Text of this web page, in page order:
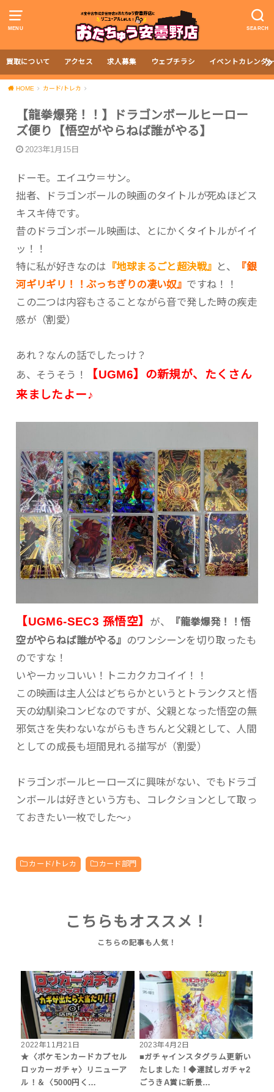
MENU SEARCH
買取について アクセス 求人募集 ウェブチラシ イベントカレンダ
HOME カード/トレカ
【龍拳爆発！！】ドラゴンボールヒーロー
ズ便り【悟空がやらねば誰がやる】
2023年1月15日
ドーモ。エイユウ＝サン。
拙者、ドラゴンボールの映画のタイトルが死ぬほどス
キスキ侍です。
昔のドラゴンボール映画は、とにかくタイトルがイイ
ッ！！
特に私が好きなのは 『地球まるごと超決戦』 と、
『銀
河ギリギリ！！ぶっちぎりの凄い奴』 ですね！！
この二つは内容もさることながら音で発した時の疾走
感が（割愛）
あれ？なんの話でしたっけ？
あ、そうそう！
【UGM6】の新規が、たくさん
来ましたよー♪
【UGM6-SEC3 孫悟空】 が、
『龍拳爆発！！悟
空がやらねば誰がやる』
のワンシーンを切り取ったも
のですな！
いやーカッコいい！トニカクカコイイ！！
この映画は主人公はどちらかというとトランクスと悟
天の幼馴染コンビなのですが、父親となった悟空の無
邪気さを失わないながらもきちんと父親として、人間
としての成長も垣間見れる描写が（割愛）
ドラゴンボールヒーローズに興味がない、でもドラゴ
ンボールは好きという方も、コレクションとして取っ
ておきたい一枚でした～♪
カード/トレカ カード部門
こちらもオススメ！
2022年11月21日
★〈ポケモンカードカプセル
ロッカーガチャ〉リニューア
ル！＆〈5000円く…
2023年4月2日
■ガチャインスタグラム更新い
たしました！◆運試しガチャ2
ごうきA賞に新景…